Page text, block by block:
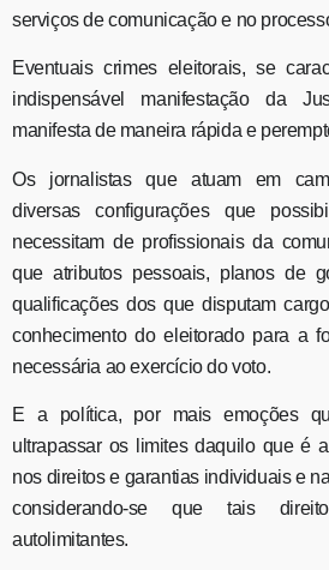
serviços de comunicação e no
Eventuais crimes eleitorais, se
indispensável manifestação da
manifesta de maneira rápida e
Os jornalistas que atuam em
diversas configurações que
necessitam de profissionais da
que atributos pessoais, planos de
qualificações dos que disputam
conhecimento do eleitorado para a
necessária ao exercício do voto.
E a política, por mais emoções
ultrapassar os limites daquilo que é
nos direitos e garantias individuais e
considerando-se que tais
autolimitantes.